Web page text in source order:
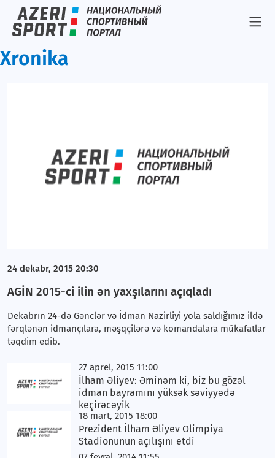
Xronika
24 dekabr, 2015 20:30
AGİN 2015-ci ilin ən yaxşılarını açıqladı
Dekabrın 24-də Gənclər və İdman Nazirliyi yola saldığımız ildə
fərqlənən idmançılara, məşqçilərə və komandalara mükafatlar
təqdim edib.
27 aprel, 2015 11:00
İlham Əliyev: Əminəm ki, biz bu gözəl
idman bayramını yüksək səviyyədə
keçirəcəyik
18 mart, 2015 18:00
Prezident İlham Əliyev Olimpiya
Stadionunun açılışını etdi